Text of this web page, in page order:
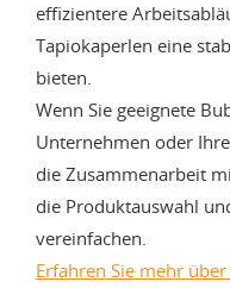
effizientere
Tapiokaperlen eine
bieten.
Wenn Sie geeignete
Unternehmen oder
die Zusammenarbeit
die Produktauswahl
vereinfachen.
Erfahren Sie mehr